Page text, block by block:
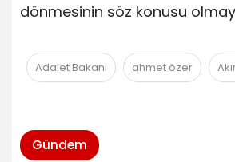
dönmesinin söz konusu
Adalet Bakanı ahmet özer
Gündem